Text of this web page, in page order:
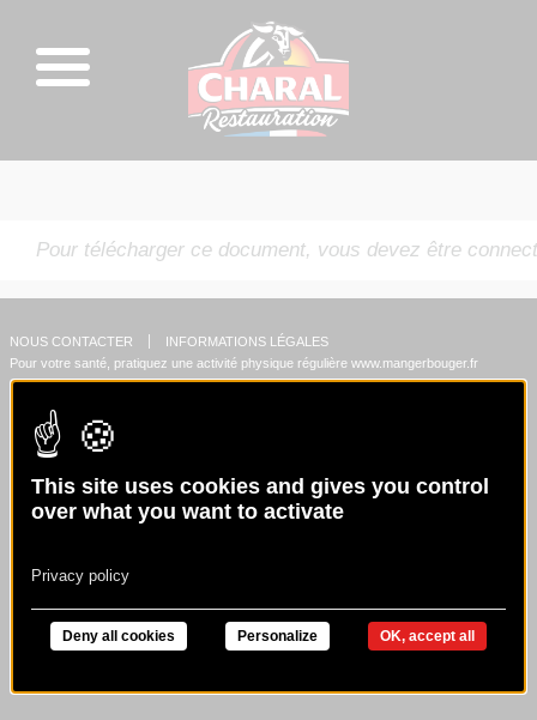
Pour télécharger ce document, vous devez être
NOUS CONTACTER
INFORMATIONS LÉGALES
Pour votre santé, pratiquez une activité physique régulière www.mangerbouger.fr
This site uses cookies and gives you control
over what you want to activate
OK, accept all
Deny all cookies Personalize
Privacy policy